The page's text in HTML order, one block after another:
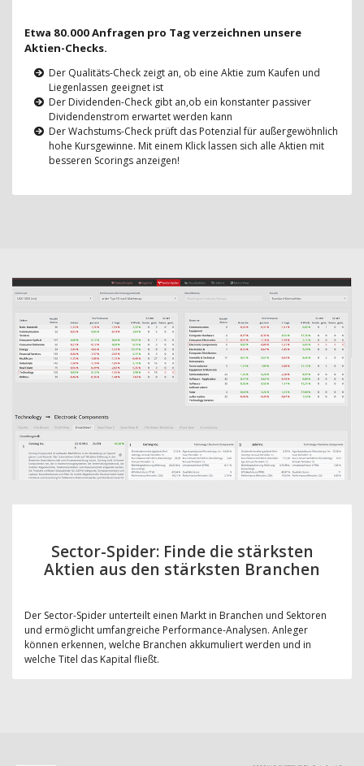
Etwa 80.000 Anfragen pro Tag verzeichnen unsere
Aktien-Checks.
Der Qualitäts-Check zeigt an, ob eine Aktie zum Kaufen und
Liegenlassen geeignet ist
Der Dividenden-Check gibt an,ob ein konstanter passiver
Dividendenstrom erwartet werden kann
Der Wachstums-Check prüft das Potenzial für außergewöhnlich
hohe Kursgewinne. Mit einem Klick lassen sich alle Aktien mit
besseren Scorings anzeigen!
Sector-Spider: Finde die stärksten
Aktien aus den stärksten Branchen
Der Sector-Spider unterteilt einen Markt in Branchen und Sektoren
und ermöglicht umfangreiche Performance-Analysen. Anleger
können erkennen, welche Branchen akkumuliert werden und in
welche Titel das Kapital fließt.